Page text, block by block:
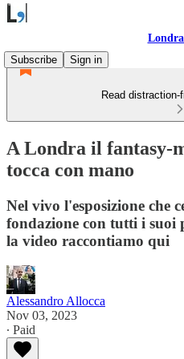
Subscribe
Sign in
Read
A Londra il fantasy-
tocca con mano
Nel vivo l'esposizione che
fondazione con tutti i suoi
la video raccontiamo qui
Alessandro Allocca
Nov 03, 2023
∙ Paid